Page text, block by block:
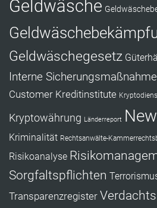
Geldwäsche
Geldwäschegesetz
Interne
Customer Kreditinstitute
Kryptowährung Länderreport
Kriminalität Rechtsanwälte-
Risikoanalyse
Sorgfaltspflichten
Transparenzregister